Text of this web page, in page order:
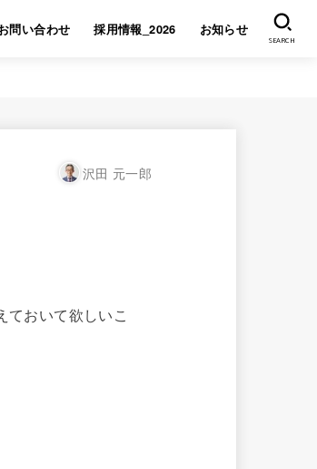
問い合わせ 採用情報_2026 お知らせ
SEARCH
沢田 元一郎
おいて欲しいこ